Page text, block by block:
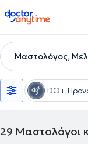
doctoranytime
Μαστολόγος,
DO+
29 Μαστολόγοι